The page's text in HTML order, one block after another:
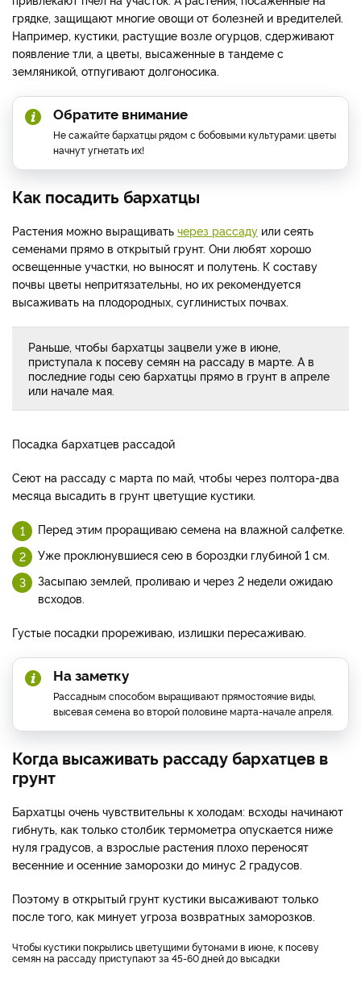
грядке, защищают многие овощи от болезней и вредителей.
Например, кустики, растущие возле огурцов, сдерживают
появление тли, а цветы, высаженные в тандеме с
земляникой, отпугивают долгоносика.
Обратите внимание
Не сажайте бархатцы рядом с бобовыми культурами: цветы
начнут угнетать их!
Как посадить бархатцы
Растения можно выращивать через рассаду или сеять
семенами прямо в открытый грунт. Они любят хорошо
освещенные участки, но выносят и полутень. К составу
почвы цветы непритязательны, но их рекомендуется
высаживать на плодородных, суглинистых почвах.
Раньше, чтобы бархатцы зацвели уже в июне,
приступала к посеву семян на рассаду в марте. А в
последние годы сею бархатцы прямо в грунт в апреле
или начале мая.
Посадка бархатцев рассадой
Сеют на рассаду с марта по май, чтобы через полтора-два
месяца высадить в грунт цветущие кустики.
Перед этим проращиваю семена на влажной салфетке.
Уже проклюнувшиеся сею в бороздки глубиной 1 см.
Засыпаю землей, проливаю и через 2 недели ожидаю
всходов.
Густые посадки прореживаю, излишки пересаживаю.
На заметку
Рассадным способом выращивают прямостоячие виды,
высевая семена во второй половине марта-начале апреля.
Когда высаживать рассаду бархатцев в
грунт
Бархатцы очень чувствительны к холодам: всходы начинают
гибнуть, как только столбик термометра опускается ниже
нуля градусов, а взрослые растения плохо переносят
весенние и осенние заморозки до минус 2 градусов.
Поэтому в открытый грунт кустики высаживают только
после того, как минует угроза возвратных заморозков.
Чтобы кустики покрылись цветущими бутонами в июне, к посеву
семян на рассаду приступают за 45-60 дней до высадки